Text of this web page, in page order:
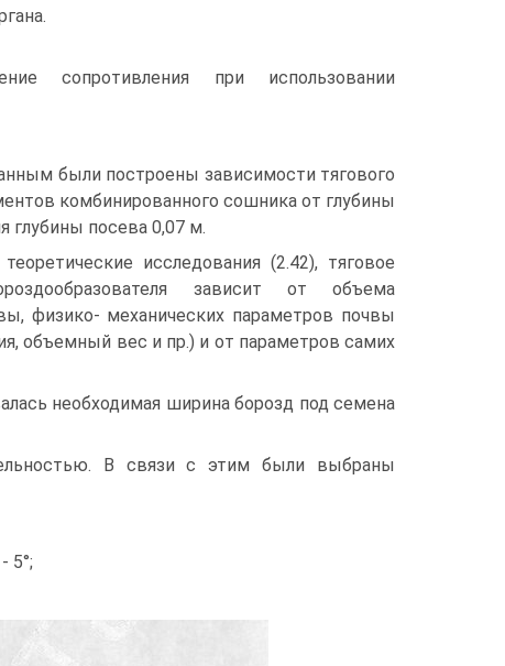
сопротивления при использовании
были построены зависимости тягового
комбинированного сошника от глубины
глубины посева 0,07 м.
исследования (2.42), тяговое
зависит от объема
физико- механических параметров почвы
объемный вес и пр.) и от параметров самих
необходимая ширина борозд под семена
В связи с этим были выбраны
5°;